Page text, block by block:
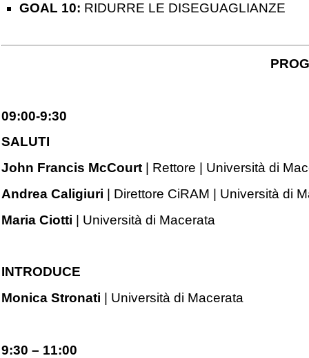
GOAL 10: RIDURRE LE DISEGUAGLIANZE
09:00-9:30
SALUTI
John Francis McCourt | Rettore | Università di
Andrea Caligiuri | Direttore CiRAM | Università di
Maria Ciotti | Università di Macerata
INTRODUCE
Monica Stronati | Università di Macerata
9:30 – 11:00